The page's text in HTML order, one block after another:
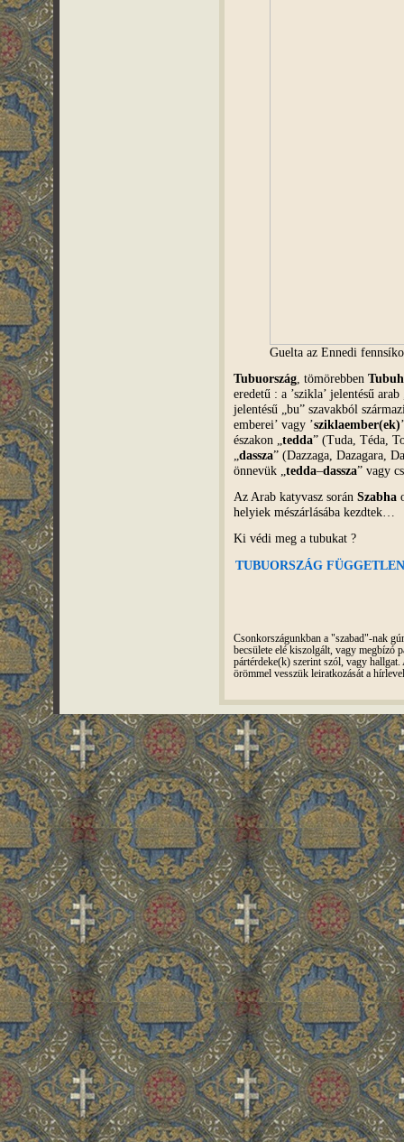
Guelta az Ennedi
Tubuország, tömörebben
eredetű : a ’szikla’ jelentésű
jelentésű „bu” szavakból
emberei’ vagy ’sziklaember(ek)
északon „ tedda” (Tuda, Téda,
dassza” (Dazzaga, Dazagara,
önnevük „ tedda–dassza” vagy
Az Arab katyvasz során Szabha
helyiek mészárlásába kezdtek…
Ki védi meg a tubukat ?
TUBUORSZÁG
Csonkországunkban a "szabad"-nak
becsülete elé kiszolgált, vagy megbízó
pártérdeke(k) szerint szól, vagy
örömmel vesszük leiratkozását a